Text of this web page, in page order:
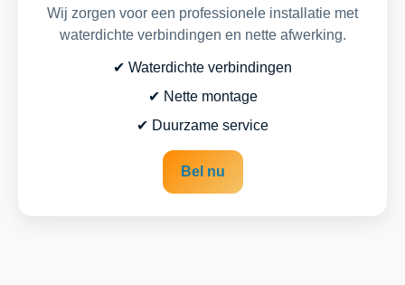
Wij zorgen voor een professionele installatie met
waterdichte verbindingen en nette afwerking.
✔ Waterdichte verbindingen
✔ Nette montage
✔ Duurzame service
Bel nu